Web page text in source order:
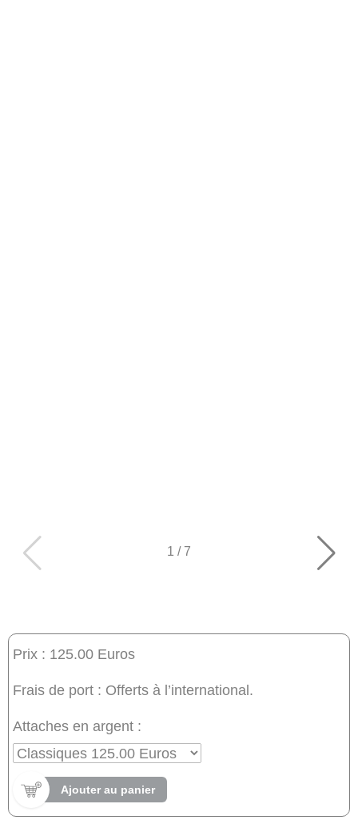
1 / 7
Prix : 125.00 Euros
Frais de port : Offerts à l’international.
Attaches en argent :
Ajouter au panier